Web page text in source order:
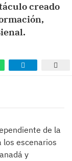
creado
de la
los escenarios
y